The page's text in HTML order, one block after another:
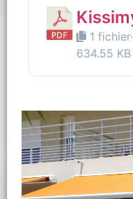
1
634.55 KB